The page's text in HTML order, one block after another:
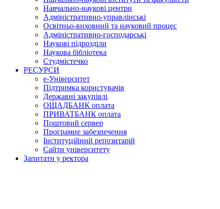
Навчально-наукові центри
Адміністративно-управлінські
Освітньо-виховний та науковий процес
Адміністративно-господарські
Наукові підрозділи
Наукова бібліотека
Студмістечко
РЕСУРСИ
е-Університет
Підтримка користувачів
Державні закупівлі
ОЩАДБАНК оплата
ПРИВАТБАНК оплата
Поштовий сервер
Програмне забезпечення
Інституційний репозитарій
Сайти університету
Запитати у ректора